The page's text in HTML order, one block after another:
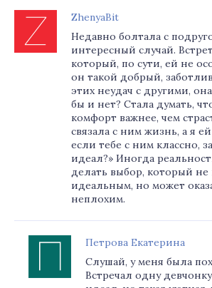
ZhenyaBit
Недавно болтала с
интересный случай.
который, по сути, ей не
он такой добрый,
этих неудач с другими,
бы и нет? Стала думать,
комфорт важнее, чем
связала с ним жизнь, а я
если тебе с ним классно,
идеал?» Иногда
делать выбор, который не
идеальным, но может
неплохим.
Петрова Екатерина
Слушай, у меня была
Встречал одну